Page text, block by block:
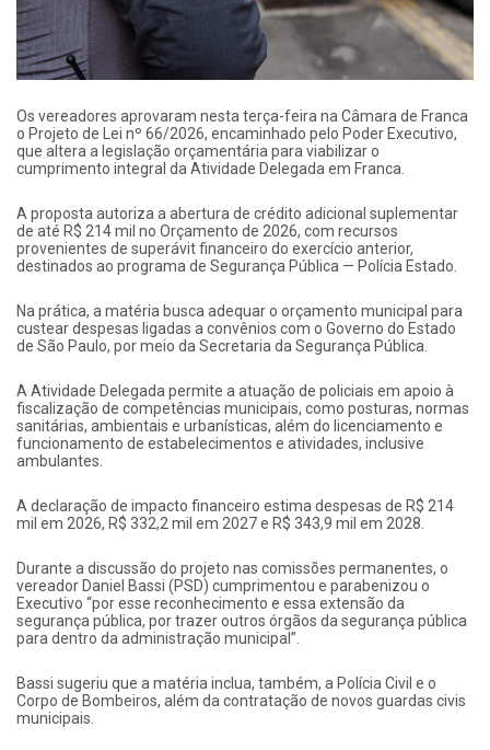
Os vereadores aprovaram nesta terça-feira na Câmara de Franca
o Projeto de Lei nº 66/2026, encaminhado pelo Poder Executivo,
que altera a legislação orçamentária para viabilizar o
cumprimento integral da Atividade Delegada em Franca.
A proposta autoriza a abertura de crédito adicional suplementar
de até R$ 214 mil no Orçamento de 2026, com recursos
provenientes de superávit financeiro do exercício anterior,
destinados ao programa de Segurança Pública — Polícia Estado.
Na prática, a matéria busca adequar o orçamento municipal para
custear despesas ligadas a convênios com o Governo do Estado
de São Paulo, por meio da Secretaria da Segurança Pública.
A Atividade Delegada permite a atuação de policiais em apoio à
fiscalização de competências municipais, como posturas, normas
sanitárias, ambientais e urbanísticas, além do licenciamento e
funcionamento de estabelecimentos e atividades, inclusive
ambulantes.
A declaração de impacto financeiro estima despesas de R$ 214
mil em 2026, R$ 332,2 mil em 2027 e R$ 343,9 mil em 2028.
Durante a discussão do projeto nas comissões permanentes, o
vereador Daniel Bassi (PSD) cumprimentou e parabenizou o
Executivo “por esse reconhecimento e essa extensão da
segurança pública, por trazer outros órgãos da segurança pública
para dentro da administração municipal”.
Bassi sugeriu que a matéria inclua, também, a Polícia Civil e o
Corpo de Bombeiros, além da contratação de novos guardas civis
municipais.